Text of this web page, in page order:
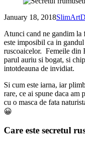
January 18, 2018SlimArt
Atunci cand ne gandim la
este imposibil ca in
ruscoaicelor. Femeile din
parul auriu si bogat, si
intotdeauna de invidiat.
Si cum este iarna, iar
rare, ce ai spune daca am
cu o masca de fata
😀
Care este secretul